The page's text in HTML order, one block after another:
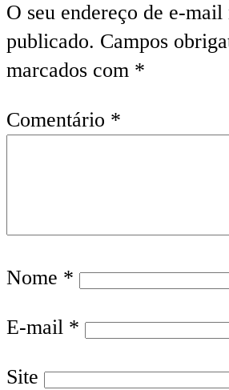
O seu endereço de e-mail
publicado. Campos
marcados com *
Comentário *
Nome *
E-mail *
Site